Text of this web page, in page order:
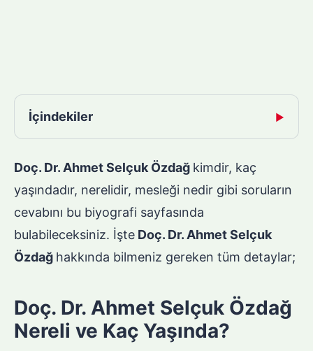
İçindekiler ▶
Doç. Dr. Ahmet Selçuk Özdağ kimdir, kaç
yaşındadır, nerelidir, mesleği nedir gibi soruların
cevabını bu biyografi sayfasında
bulabileceksiniz. İşte Doç. Dr. Ahmet Selçuk
Özdağ hakkında bilmeniz gereken tüm detaylar;
Doç. Dr. Ahmet Selçuk Özdağ
Nereli ve Kaç Yaşında?